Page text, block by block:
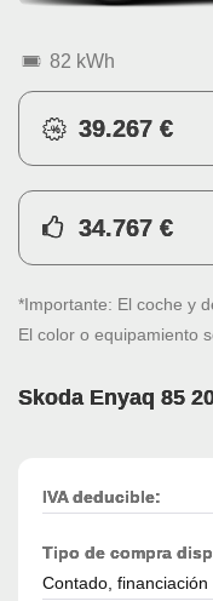
82 kWh
39.267 €
34.767 €
*Importante: El coche y
El color o equipamiento
Skoda Enyaq 85
IVA deducible:
Tipo de compra
Contado,